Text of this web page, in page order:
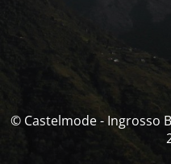
© Castelmode - Ingrosso